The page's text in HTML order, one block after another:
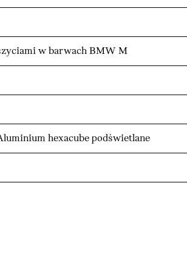
w barwach BMW M
hexacube podświetlane